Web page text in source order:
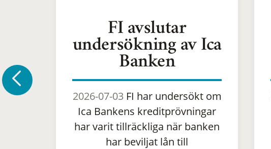
FI avslutar
undersökning av Ica
Banken
2026-07-03FI har undersökt om
Ica Bankens kreditprövningar
har varit tillräckliga när banken
har beviljat lån till